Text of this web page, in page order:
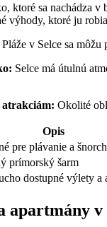
ktoré sa nachádza
výhody, ktoré ju
Pláže v Selce sa
Selce má útulnú
Okolité
Opis
pre plávanie a
prímorský šarm
dostupné výlety a
apartmány v